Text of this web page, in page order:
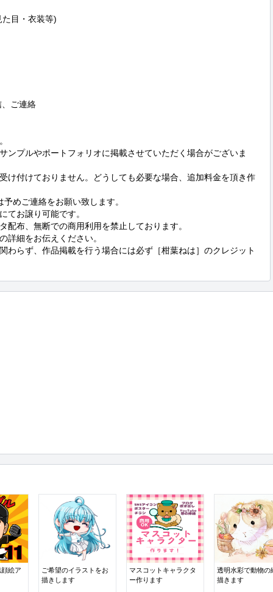
目・衣装等)
ご連絡
プルやポートフォリオに掲載させていただく場合がございま
け付けておりません。どうしても必要な場合、追加料金を頂き作
めご連絡をお願い致します。
てお譲り可能です。
布、無断での商用利用を禁止しております。
詳細をお伝えください。
わらず、作品掲載を行う場合には必ず［柑葉ねは］のクレジット
絵ア
ご希望のイラストをお
描きします
マスコットキャラクタ
ー作ります
透明水彩で動物の
描きます